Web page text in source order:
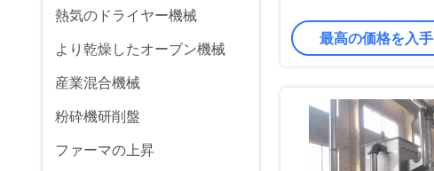
熱気のドライヤー機械
より乾燥したオーブン機械
産業混合機械
粉砕機研削盤
ファーマの上昇
最高の価格を入手